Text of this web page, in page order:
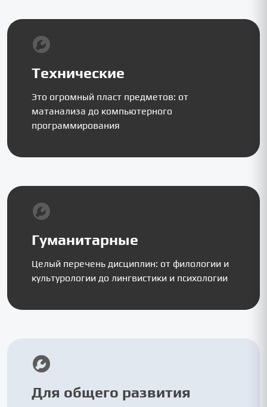
Технические
Это огромный пласт предметов: от
матанализа до компьютерного
программирования
Гуманитарные
Целый перечень дисциплин: от филологии и
культурологии до лингвистики и психологии
Для общего развития